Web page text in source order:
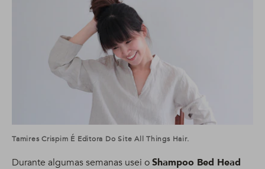
Tamires Crispim É Editora Do Site All Things Hair.
Durante algumas semanas usei oShampoo Bed Head